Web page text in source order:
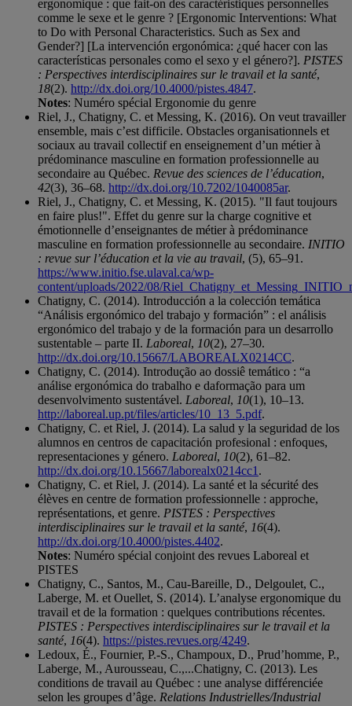
ergonomique : que fait-on des caractéristiques personnelles
comme le sexe et le genre ? [Ergonomic Interventions: What
to Do with Personal Characteristics. Such as Sex and
Gender?] [La intervención ergonómica: ¿qué hacer con las
características personales como el sexo y el género?]. PISTES
: Perspectives interdisciplinaires sur le travail et la santé,
18(2). http://dx.doi.org/10.4000/pistes.4847.
Notes: Numéro spécial Ergonomie du genre
Riel, J., Chatigny, C. et Messing, K. (2016). On veut travailler
ensemble, mais c’est difficile. Obstacles organisationnels et
sociaux au travail collectif en enseignement d’un métier à
prédominance masculine en formation professionnelle au
secondaire au Québec. Revue des sciences de l’éducation,
42(3), 36–68. http://dx.doi.org/10.7202/1040085ar.
Riel, J., Chatigny, C. et Messing, K. (2015). "Il faut toujours
en faire plus!". Effet du genre sur la charge cognitive et
émotionnelle d’enseignantes de métier à prédominance
masculine en formation professionnelle au secondaire. INITIO
: revue sur l’éducation et la vie au travail, (5), 65–91.
https://www.initio.fse.ulaval.ca/wp-
content/uploads/2022/08/
Chatigny, C. (2014). Introducción a la colección temática
“Análisis ergonómico del trabajo y formación” : el análisis
ergonómico del trabajo y de la formación para un desarrollo
sustentable – parte II. Laboreal, 10(2), 27–30.
http://dx.doi.org/10.15667/LABOREALX0214CC.
Chatigny, C. (2014). Introdução ao dossiê temático : “a
análise ergonómica do trabalho e daformação para um
desenvolvimento sustentável. Laboreal, 10(1), 10–13.
http://laboreal.up.pt/files/articles/10_13_5.pdf.
Chatigny, C. et Riel, J. (2014). La salud y la seguridad de los
alumnos en centros de capacitación profesional : enfoques,
representaciones y género. Laboreal, 10(2), 61–82.
http://dx.doi.org/10.15667/laborealx0214cc1 .
Chatigny, C. et Riel, J. (2014). La santé et la sécurité des
élèves en centre de formation professionnelle : approche,
représentations, et genre. PISTES : Perspectives
interdisciplinaires sur le travail et la santé, 16(4).
http://dx.doi.org/10.4000/pistes.4402.
Notes: Numéro spécial conjoint des revues Laboreal et
PISTES
Chatigny, C., Santos, M., Cau-Bareille, D., Delgoulet, C.,
Laberge, M. et Ouellet, S. (2014). L’analyse ergonomique du
travail et de la formation : quelques contributions récentes.
PISTES : Perspectives interdisciplinaires sur le travail et la
santé, 16(4). https://pistes.revues.org/4249.
Ledoux, É., Fournier, P.-S., Champoux, D., Prud’homme, P.,
Laberge, M., Aurousseau, C.,...Chatigny, C. (2013). Les
conditions de travail au Québec : une analyse différenciée
selon les groupes d’âge. Relations Industrielles/Industrial